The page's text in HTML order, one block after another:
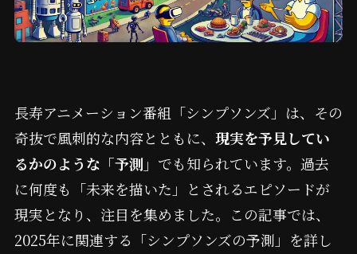
長寿アニメーション番組「シンプソンズ」は、その
奇抜で風刺的な内容とともに、 現実を予見してい
るかのような「予測」 でも知られています。過去
に何度も「未来を描いた」とされるエピソードが
現実となり、注目を集めました。この記事では、
2025年に関連する「シンプソンズの予測」を詳し